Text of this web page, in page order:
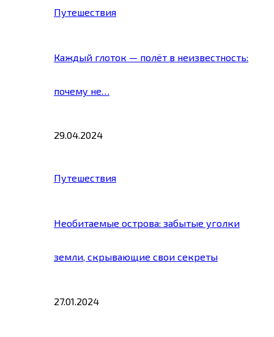
Путешествия
Каждый глоток — полёт в неизвестность:
почему не…
29.04.2024
Путешествия
Необитаемые острова: забытые уголки
земли, скрывающие свои секреты
27.01.2024